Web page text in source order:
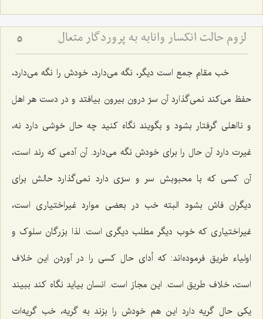
لزوم حالت انكسار وانابه‏ به پروردگار متعال 5
خب مقام جمع است دیگر، نگه می‌دارد، خودش را نگه می‌دارد،
حفظ می‌کند نمی‌گذارد آن سرّ درون بیرون بیافتد و در دست هر اهل
و نااهلی گرفتار بشود و بگویند نگاه کنید چه حال خوشی دارد نه،
غیرت دارد آن حال را برای خودش نگه می‌دارد. آن آدمی که رند است،
آن کسی که با محبوبش سر و سرّی دارد نمی‌گذارد حالش برای
دیگران فاش بشود البته خب در بعضی موارد غیراختیاری است،
غیراختیاری که خوب دیگر مطلب دیگری است. لذا بزرگان سلوک و
اولیاء طریق فرموده‌اند: که أدای حال کسی را در آوردن این خلاف
است، خلاف طریق است. این مجاز است. انسان بیاید نگاه کند ببیند
یکی حال گریه دارد این هم خودش را بزند به گریه، خب گریه‌ات